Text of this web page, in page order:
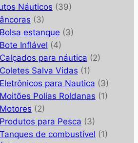
Náuticos (39)
âncoras (3)
Bolsa estanque (3)
Bote Inflável (4)
Calçados para náutica (2)
Coletes Salva Vidas (1)
Eletrônicos para Nautica (3)
Moitões Polias Roldanas (1)
Motores (2)
Produtos para Pesca (3)
Tanques de combustível (1)